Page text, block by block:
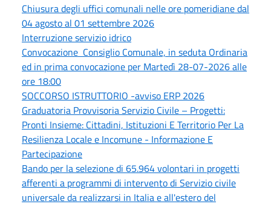
Chiusura degli uffici comunali nelle ore pomeridiane dal
04 agosto al 01 settembre 2026
Interruzione servizio idrico
Convocazione Consiglio Comunale, in seduta Ordinaria
ed in prima convocazione per Martedì 28-07-2026 alle
ore 18:00
SOCCORSO ISTRUTTORIO -avviso ERP 2026
Graduatoria Provvisoria Servizio Civile – Progetti:
Pronti Insieme: Cittadini, Istituzioni E Territorio Per La
Resilienza Locale e Incomune - Informazione E
Partecipazione
Bando per la selezione di 65.964 volontari in progetti
afferenti a programmi di intervento di Servizio civile
universale da realizzarsi in Italia e all'estero del